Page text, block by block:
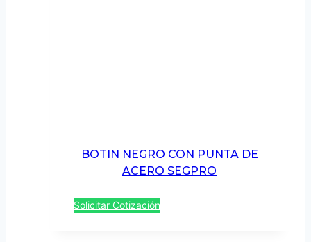
BOTIN NEGRO CON PUNTA DE
ACERO SEGPRO
Solicitar Cotización